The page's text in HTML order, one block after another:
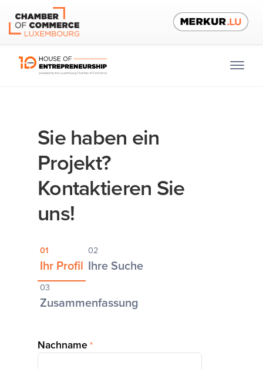
Sie haben ein
Projekt?
Kontaktieren Sie
uns!
01
Ihr Profil
02
Ihre Suche
03
Zusammenfassung
Nachname*